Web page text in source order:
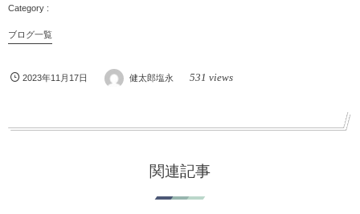
ブログ一覧
2023年11月17日 健太郎塩永 531 views
関連記事